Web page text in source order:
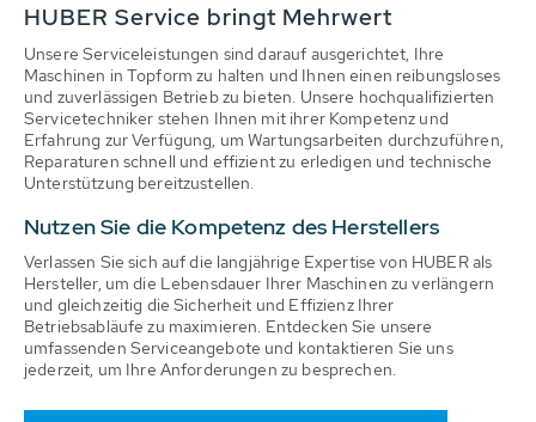
HUBER Service bringt Mehrwert
Unsere Serviceleistungen sind darauf ausgerichtet, Ihre
Maschinen in Topform zu halten und Ihnen einen reibungsloses
und zuverlässigen Betrieb zu bieten. Unsere hochqualifizierten
Servicetechniker stehen Ihnen mit ihrer Kompetenz und
Erfahrung zur Verfügung, um Wartungsarbeiten durchzuführen,
Reparaturen schnell und effizient zu erledigen und technische
Unterstützung bereitzustellen.
Nutzen Sie die Kompetenz des Herstellers
Verlassen Sie sich auf die langjährige Expertise von HUBER als
Hersteller, um die Lebensdauer Ihrer Maschinen zu verlängern
und gleichzeitig die Sicherheit und Effizienz Ihrer
Betriebsabläufe zu maximieren. Entdecken Sie unsere
umfassenden Serviceangebote und kontaktieren Sie uns
jederzeit, um Ihre Anforderungen zu besprechen.